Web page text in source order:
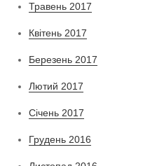
Травень 2017
Квітень 2017
Березень 2017
Лютий 2017
Січень 2017
Грудень 2016